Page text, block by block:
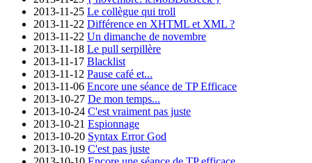
2013-11-25 Le collègue qui troll
2013-11-22 Différence en XHTML et XML ?
2013-11-22 Un dimanche de novembre
2013-11-18 Le pull serpillère
2013-11-17 Blacklist
2013-11-12 Pause café et...
2013-11-06 Encore une séance de TP Efficace
2013-10-27 De mon temps...
2013-10-24 C'est vraiment pas juste
2013-10-21 Espionnage
2013-10-20 Syntax Error God
2013-10-19 C'est pas juste